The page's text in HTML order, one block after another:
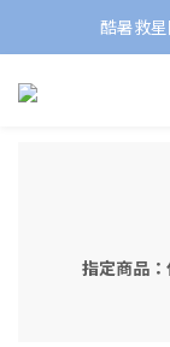
酷暑救
指定商品